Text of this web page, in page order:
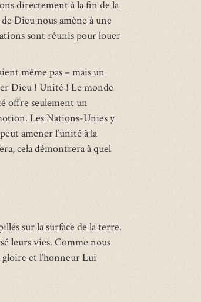
directement à la fin de la
Dieu nous amène à une
sont réunis pour louer
même pas – mais un
Dieu ! Unité ! Le monde
offre seulement un
Les Nations-Unies y
amener l’unité à la
cela démontrera à quel
sur la surface de la terre.
leurs vies. Comme nous
et l’honneur Lui